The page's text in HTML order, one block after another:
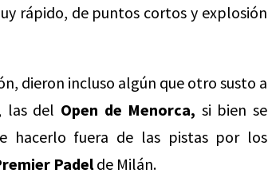
rápido, de puntos cortos y explosión
dieron incluso algún que otro susto a
las del Open de Menorca, si bien se
hacerlo fuera de las pistas por los
Padelde Milán.